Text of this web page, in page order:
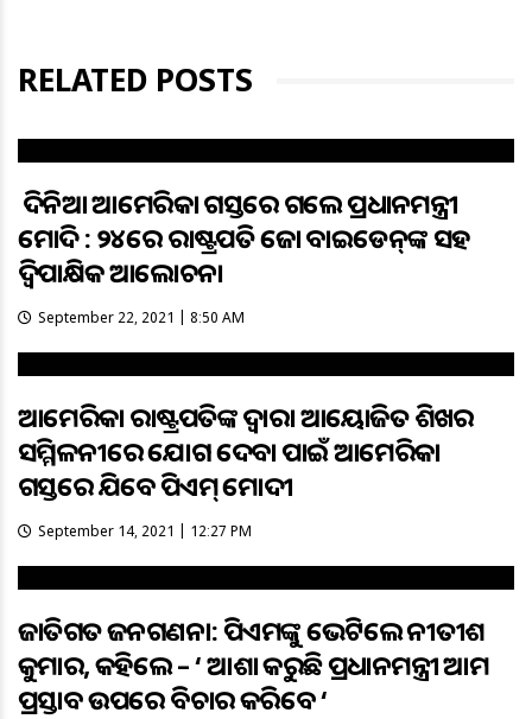
RELATED POSTS
୫ ଦିନିଆ ଆମେରିକା ଗସ୍ତରେ ଗଲେ ପ୍ରଧାନମନ୍ତ୍ରୀ
ମୋଦି : ୨୪ରେ ରାଷ୍ଟ୍ରପତି ଜୋ ବାଇଡେନ୍‌ଙ୍କ ସହ
ଦ୍ବିପା‌କ୍ଷିକ ଆଲୋଚନା
September 22, 2021 | 8:50 AM
ଆମେରିକା ରାଷ୍ଟ୍ରପତିଙ୍କ ଦ୍ବାରା ଆୟୋଜିତ ଶିଖର
ସମ୍ମିଳନୀରେ ଯୋଗ ଦେବା ପାଇଁ ଆମେରିକା
ଗସ୍ତରେ ଯିବେ ପିଏମ୍ ମୋଦୀ
September 14, 2021 | 12:27 PM
ଜାତିଗତ ଜନଗଣନା: ପିଏମଙ୍କୁ ଭେଟିଲେ ନୀତୀଶ
କୁମାର, କହିଲେ – ‘ ଆଶା କରୁଛି ପ୍ରଧାନମନ୍ତ୍ରୀ ଆମ
ପ୍ରସ୍ତାବ ଉପରେ ବିଚାର କରିବେ ‘